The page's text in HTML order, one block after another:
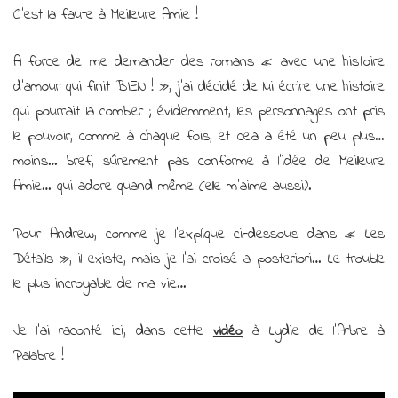
C’est la faute à Meilleure Amie !
A force de me demander des romans « avec une histoire
d’amour qui finit BIEN ! », j’ai décidé de lui écrire une histoire
qui pourrait la combler ; évidemment, les personnages ont pris
le pouvoir, comme à chaque fois, et cela a été un peu plus…
moins… bref, sûrement pas conforme à l’idée de Meilleure
Amie… qui adore quand même (elle m’aime aussi).
Pour Andrew, comme je l’explique ci-dessous dans « Les
Détails », il existe, mais je l’ai croisé a posteriori… Le trouble
le plus incroyable de ma vie…
Je l’ai raconté ici, dans cettevidéo,à Lydie de l’Arbre à
Palabre !